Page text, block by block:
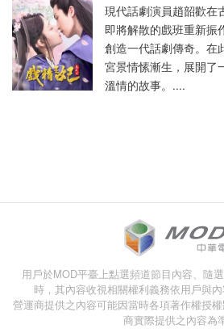
現代話劇演員趙韶歡在
即將解散的戲班重新振
創造一代話劇傳奇。在
宮景情愫漸生，展開了
溫情的故事。....
用戶於MOD平臺上點選頻道節目內容、隨
時，其內容收視相關權利義務依用戶與內
營運商提供之內容可能因當時各項著作權授
商實際提供之內容為準